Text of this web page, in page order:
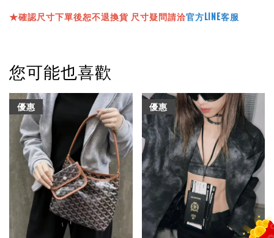
★確認尺寸下單後恕不退換貨 尺寸疑問請洽官方LINE客服
您可能也喜歡
優惠 優惠